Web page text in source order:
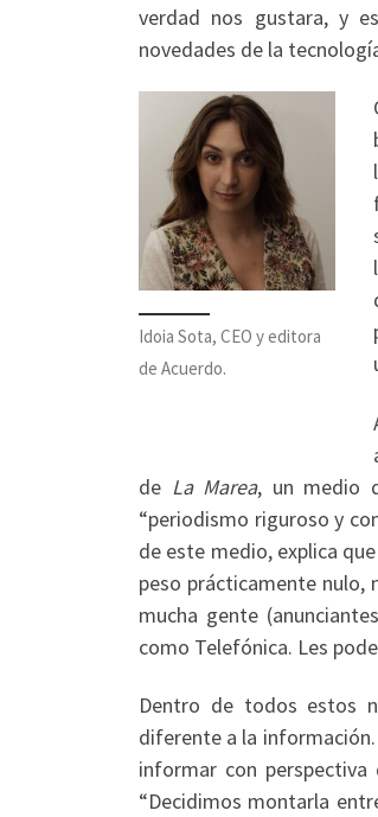
verdad nos gustara, y
novedades de la
Idoia Sota, CEO y editora
de Acuerdo.
de La Marea, un medio
“periodismo riguroso y
de este medio, explica que
peso prácticamente nulo,
mucha gente
como Telefónica. Les
Dentro de todos estos
diferente a la
informar con perspectiva
“Decidimos montarla